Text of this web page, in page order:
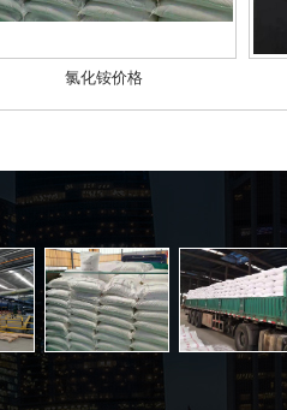
氯化铵价格